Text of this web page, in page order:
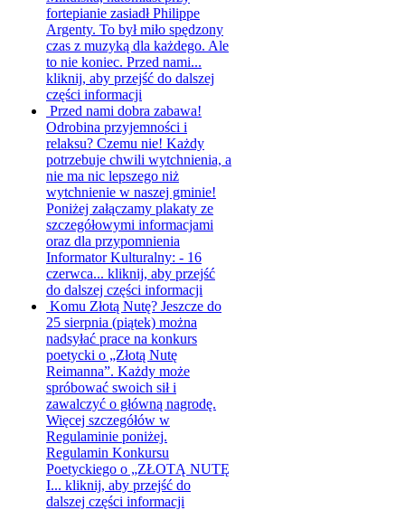
fortepianie zasiadł Philippe
Argenty. To był miło spędzony
czas z muzyką dla każdego. Ale
to nie koniec. Przed nami...
kliknij, aby przejść do dalszej
części informacji
Przed nami dobra zabawa!
Odrobina przyjemności i
relaksu? Czemu nie! Każdy
potrzebuje chwili wytchnienia, a
nie ma nic lepszego niż
wytchnienie w naszej gminie!
Poniżej załączamy plakaty ze
szczegółowymi informacjami
oraz dla przypomnienia
Informator Kulturalny: - 16
czerwca... kliknij, aby przejść
do dalszej części informacji
Komu Złotą Nutę? Jeszcze do
25 sierpnia (piątek) można
nadsyłać prace na konkurs
poetycki o „Złotą Nutę
Reimanna”. Każdy może
spróbować swoich sił i
zawalczyć o główną nagrodę.
Więcej szczegółów w
Regulaminie poniżej.
Regulamin Konkursu
Poetyckiego o „ZŁOTĄ NUTĘ
I... kliknij, aby przejść do
dalszej części informacji